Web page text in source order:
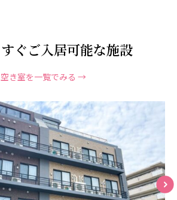
すぐご入居可能な施設
空き室を一覧でみる →